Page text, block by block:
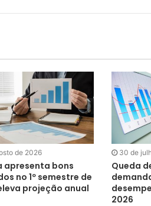
de 2026
apresenta bons
no 1º semestre de
projeção anual
30 de
Queda
2026